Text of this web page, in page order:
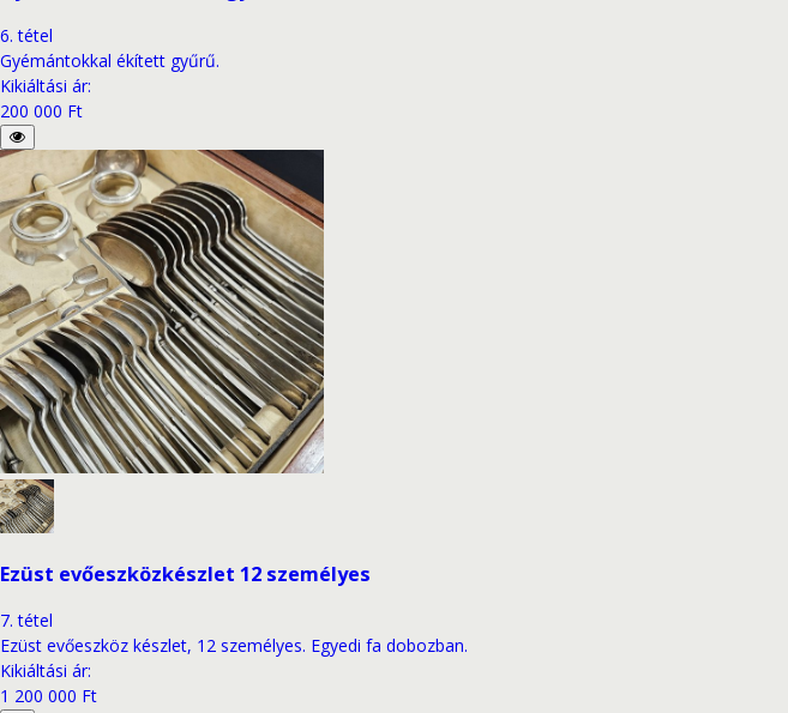
6. tétel
Gyémántokkal ékített gyűrű.
Kikiáltási ár:
200 000 Ft
Ezüst evőeszközkészlet 12 személyes
7. tétel
Ezüst evőeszköz készlet, 12 személyes. Egyedi fa dobozban.
Kikiáltási ár:
1 200 000 Ft